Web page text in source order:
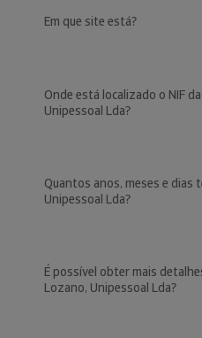
Em que site está?
Onde está localizado o NIF
Unipessoal Lda?
Quantos anos, meses e dias
Unipessoal Lda?
É possível obter mais
Lozano, Unipessoal Lda?